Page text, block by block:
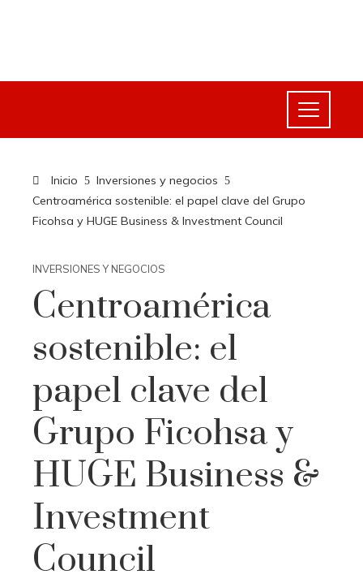
Inicio
Inversiones y negocios
Centroamérica sostenible: el papel clave del Grupo
Ficohsa y HUGE Business & Investment Council
INVERSIONES Y NEGOCIOS
Centroamérica
sostenible: el
papel clave del
Grupo Ficohsa y
HUGE Business &
Investment
Council